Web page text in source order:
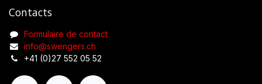
Contacts
Formulaire de contact
info@swengers.ch
+41 (0)27 552 05 52